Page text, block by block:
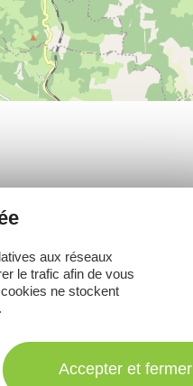
et laissez-vous
séjour en Aveyron.
aux réseaux
le trafic afin de vous
ne stockent
Accepter et fermer